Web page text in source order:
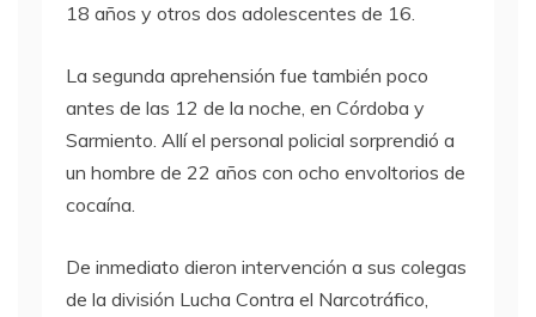
18 años y otros dos adolescentes de 16.
La segunda aprehensión fue también poco
antes de las 12 de la noche, en Córdoba y
Sarmiento. Allí el personal policial sorprendió a
un hombre de 22 años con ocho envoltorios de
cocaína.
De inmediato dieron intervención a sus colegas
de la división Lucha Contra el Narcotráfico,